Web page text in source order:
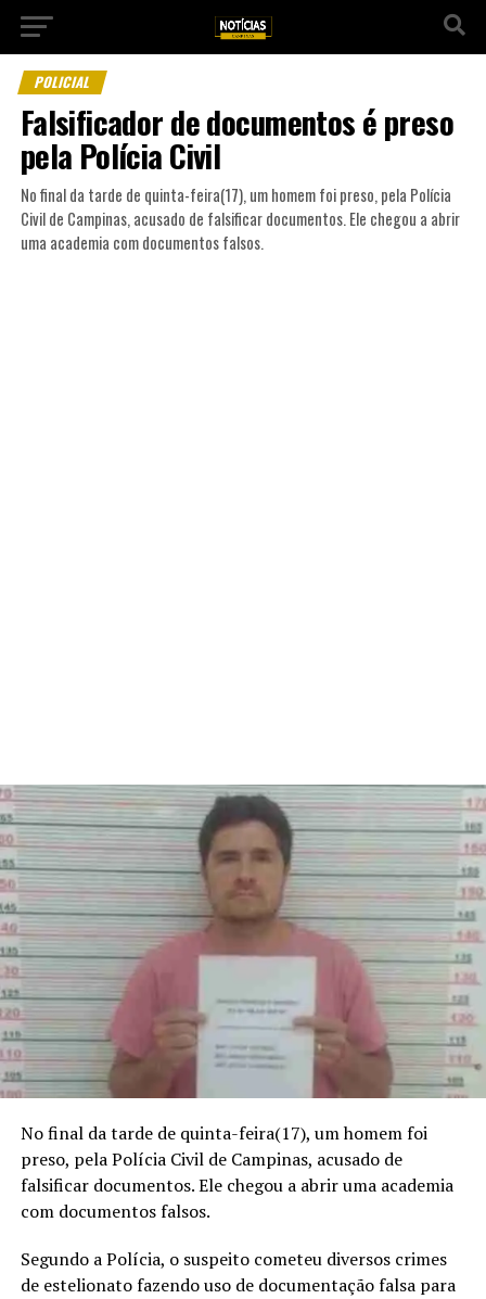
POLICIAL
Falsificador de documentos é preso
pela Polícia Civil
No final da tarde de quinta-feira(17), um homem foi preso, pela Polícia
Civil de Campinas, acusado de falsificar documentos. Ele chegou a abrir
uma academia com documentos falsos.
No final da tarde de quinta-feira(17), um homem foi
preso, pela Polícia Civil de Campinas, acusado de
falsificar documentos. Ele chegou a abrir uma academia
com documentos falsos.
Segundo a Polícia, o suspeito cometeu diversos crimes
de estelionato fazendo uso de documentação falsa para